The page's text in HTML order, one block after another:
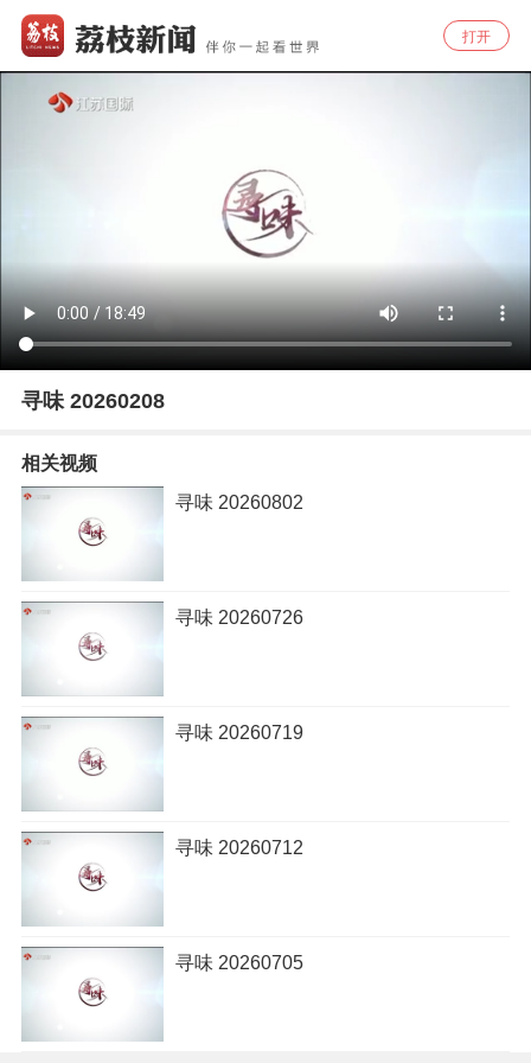
打开
寻味 20260208
相关视频
寻味 20260802
寻味 20260726
寻味 20260719
寻味 20260712
寻味 20260705